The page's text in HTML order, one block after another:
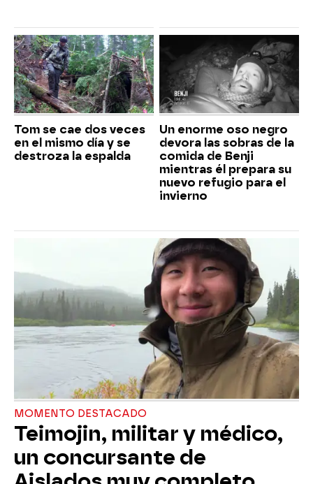
Tom se cae dos veces
en el mismo día y se
destroza la espalda
Un enorme oso negro
devora las sobras de la
comida de Benji
mientras él prepara su
nuevo refugio para el
invierno
MOMENTO DESTACADO
Teimojin, militar y médico,
un concursante de